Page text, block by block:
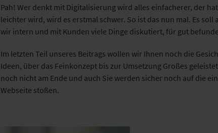
Pah! Wer denkt mit Digitalisierung wird alles einfacherer, der
leichter wird, wird es erstmal schwer. So ist das nun mal. Es
wir intern und mit Kunden viele Dinge diskutiert, für gut
Im letzten Teil unseres Beitrags wollen wir Ihnen noch die
Ideen, über das Feinkonzept bis zur Umsetzung Großes
noch nicht am Ende und auch Sie werden sicher noch auf die
Webseite stoßen.